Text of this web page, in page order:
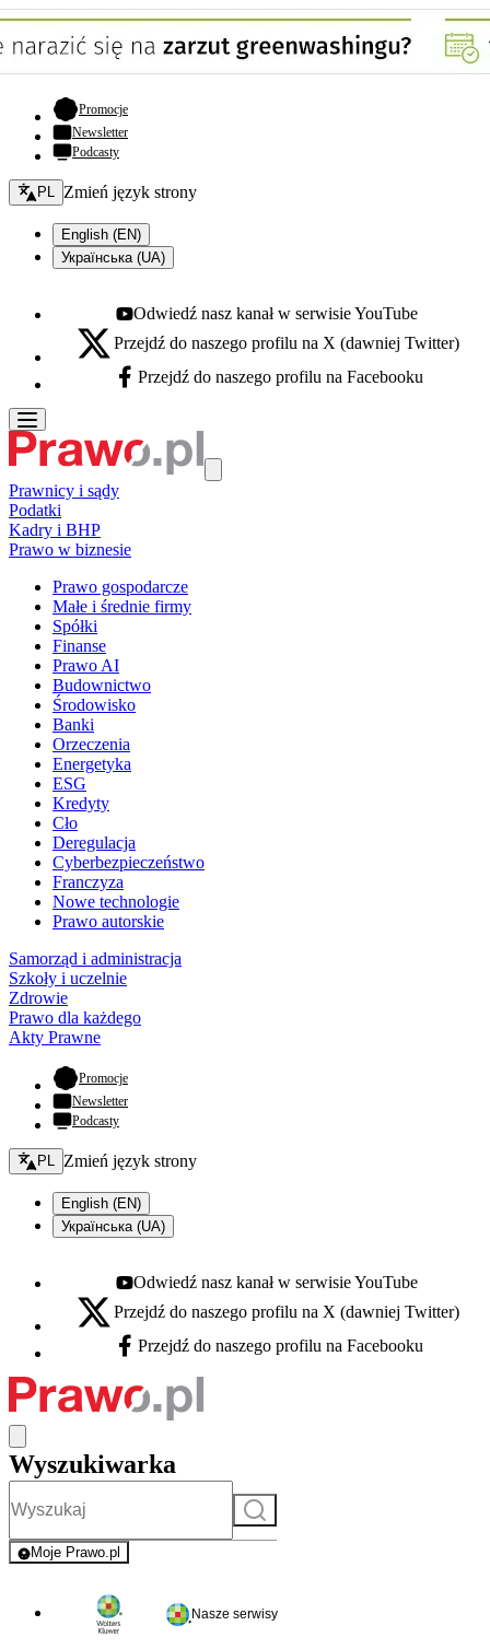
Promocje- otwiera się w nowej karcie
Newsletter
Podcasty
Zmień język - bieżący:
PL Zmień język strony
English (EN)
Українська (UA)
Youtube - otwiera się w nowej karcie
Odwiedź nasz kanał w serwisie YouTube
X - otwiera się w nowej karcie
Przejdź do naszego profilu na X (dawniej Twitter)
Facebook - otwiera się w nowej karcie
Przejdź do naszego profilu na Facebooku
Prawnicy i sądy
Podatki
Kadry i BHP
Prawo w biznesie
Prawo gospodarcze
Małe i średnie firmy
Spółki
Finanse
Prawo AI
Budownictwo
Środowisko
Banki
Orzeczenia
Energetyka
ESG
Kredyty
Cło
Deregulacja
Cyberbezpieczeństwo
Franczyza
Nowe technologie
Prawo autorskie
Samorząd i administracja
Szkoły i uczelnie
Zdrowie
Prawo dla każdego
Akty Prawne
Promocje- otwiera się w nowej karcie
Newsletter
Podcasty
Zmień język - bieżący:
PL Zmień język strony
English (EN)
Українська (UA)
Youtube - otwiera się w nowej karcie
Odwiedź nasz kanał w serwisie YouTube
X - otwiera się w nowej karcie
Przejdź do naszego profilu na X (dawniej Twitter)
Facebook - otwiera się w nowej karcie
Przejdź do naszego profilu na Facebooku
Wyszukiwarka
Szukaj
Moje Prawo.pl
- rejestracja i logowanie do serwisu
Nasze serwisy